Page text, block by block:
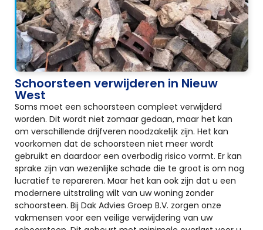
Schoorsteen verwijderen in Nieuw
West
Soms moet een schoorsteen compleet verwijderd
worden. Dit wordt niet zomaar gedaan, maar het kan
om verschillende drijfveren noodzakelijk zijn. Het kan
voorkomen dat de schoorsteen niet meer wordt
gebruikt en daardoor een overbodig risico vormt. Er kan
sprake zijn van wezenlijke schade die te groot is om nog
lucratief te repareren. Maar het kan ook zijn dat u een
modernere uitstraling wilt van uw woning zonder
schoorsteen. Bij Dak Advies Groep B.V. zorgen onze
vakmensen voor een veilige verwijdering van uw